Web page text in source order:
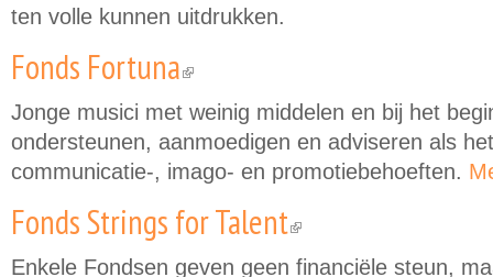
ten volle kunnen uitdrukken.
Fonds Fortuna(link is external)
Jonge musici met weinig middelen en bij het
ondersteunen, aanmoedigen en adviseren als
communicatie-, imago- en promotiebehoeften.
Fonds Strings for Talent(link is external)
Enkele Fondsen geven geen financiële steun,